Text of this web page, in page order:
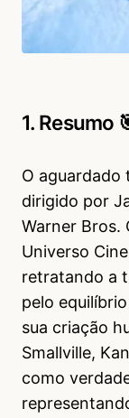
1. Resumo
O aguardado
dirigido por
Warner Bros.
Universo
retratando a
pelo
sua criação
Smallville,
como